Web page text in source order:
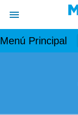
Menú Principal